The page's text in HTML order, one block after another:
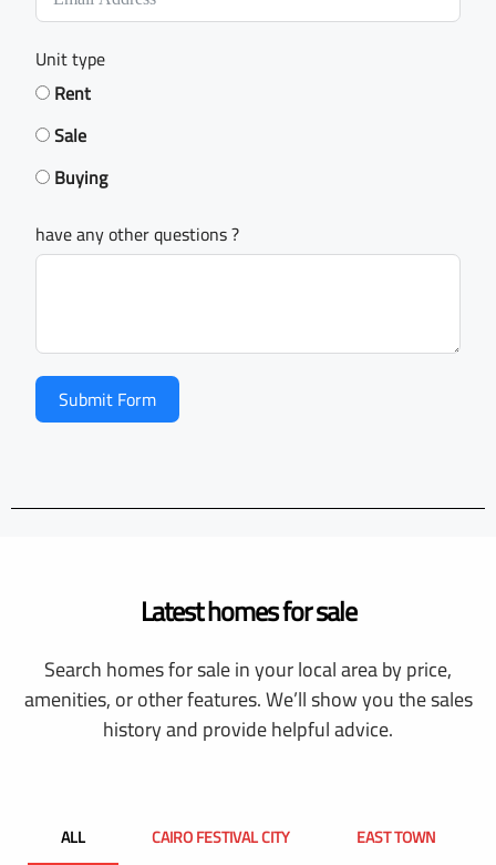
Unit type
Rent
Sale
Buying
have any other questions ?
Submit Form
Latest homes for sale
Search homes for sale in your local area by price,
amenities, or other features. We’ll show you the sales
history and provide helpful advice.
ALL CAIRO FESTIVAL CITY EAST TOWN